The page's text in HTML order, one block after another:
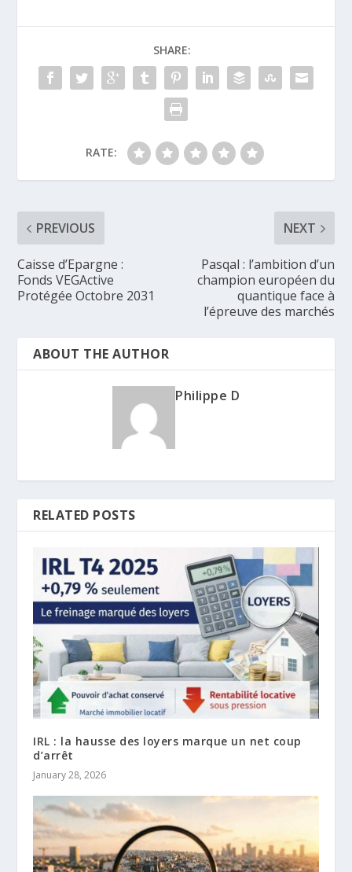
SHARE:
RATE:
PREVIOUS
Caisse d’Epargne :
Fonds VEGActive
Protégée Octobre 2031
NEXT
Pasqal : l’ambition d’un
champion européen du
quantique face à
l’épreuve des marchés
ABOUT THE AUTHOR
Philippe D
RELATED POSTS
IRL : la hausse des loyers marque un net coup
d’arrêt
January 28, 2026